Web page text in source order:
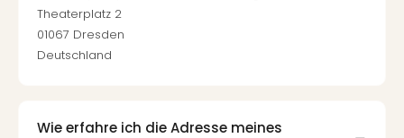
Theaterplatz 2
01067 Dresden
Deutschland
Wie erfahre ich die Adresse meines